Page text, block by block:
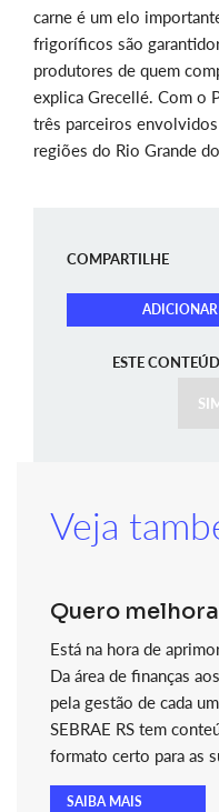
carne é um elo
frigoríficos são
produtores de quem
explica Grecellé. Com o
três parceiros
regiões do Rio Grande
COMPARTILHE
ESTE
Veja
Quero
Está na hora de
Da área de finanças
pela gestão de cada
SEBRAE RS tem
formato certo para as
SAIBA MAIS